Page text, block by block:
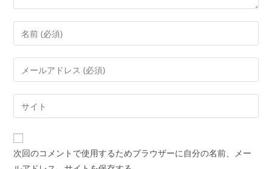
メ
ン
る
名
前
ま
た
ー
ル
ア
レ
ス
Web
サ
イ
ト
の
次回のコメントで使用するためブラウザーに自分の名前、メー